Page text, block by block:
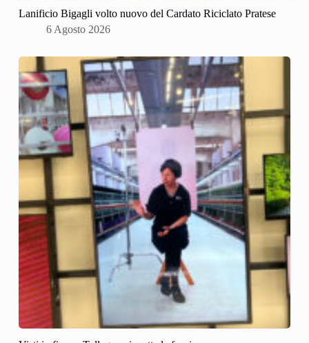
Lanificio Bigagli volto nuovo del Cardato Riciclato Pratese
6 Agosto 2026